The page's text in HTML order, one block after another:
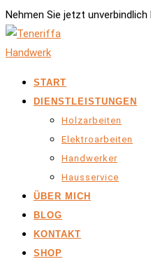
Nehmen Sie jetzt
START
DIENSTLEISTUNGEN
Holzarbeiten
Elektroarbeiten
Handwerker
Hausservice
ÜBER MICH
BLOG
KONTAKT
SHOP